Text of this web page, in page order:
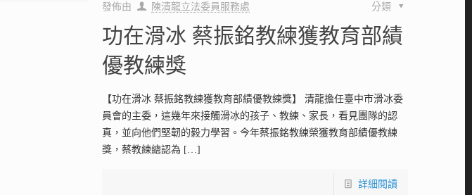
發佈由 陳清龍立法委員服務處 分類
功在滑冰 蔡振銘教練獲教育部績
優教練獎
【功在滑冰 蔡振銘教練獲教育部績優教練獎】 清龍擔任臺中市滑冰委
員會的主委，這幾年來接觸滑冰的孩子、教練、家長，看見團隊的認
真，並向他們堅韌的毅力學習。今年蔡振銘教練榮獲教育部績優教練
獎，蔡教練總認為 […]
詳細閱讀